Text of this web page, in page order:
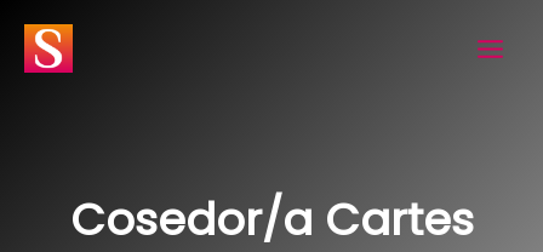
contenido
Cosedor/a Cartes